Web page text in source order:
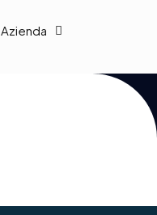
Azienda